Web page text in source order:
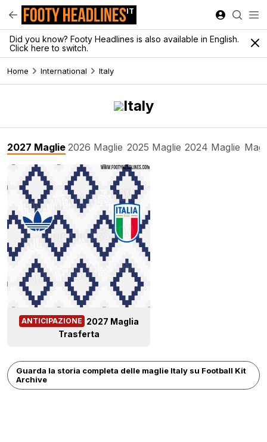
IT
Did you know? Footy Headlines is also available in English.
Click here to switch.
Home International Italy
Italy
2027 Maglie 2026 Maglie 2025 Maglie 2024 Maglie
ANTICIPAZIONE 2027 Maglia
Trasferta
Guarda la storia completa delle maglie Italy su Football Kit
Archive